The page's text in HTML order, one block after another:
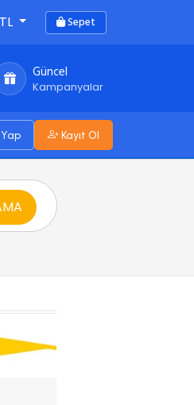
TL Sepet
Güncel
Kampanyalar
Kayıt Ol